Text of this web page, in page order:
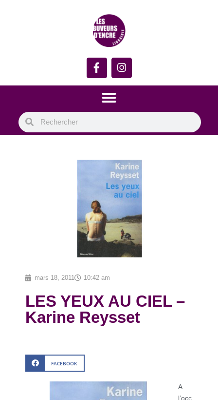
mars 18, 2011 10:42 am
LES YEUX AU CIEL –
Karine Reysset
FACEBOOK
A
l’occ